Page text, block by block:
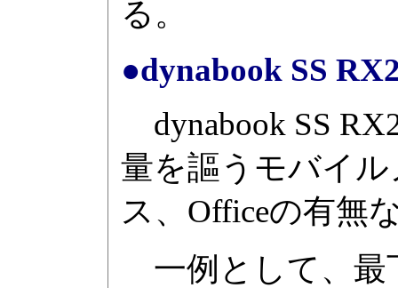
る。
●dynabook SS
dynabook SS
量を謳うモバイ
ス、Officeの有無
一例として、最